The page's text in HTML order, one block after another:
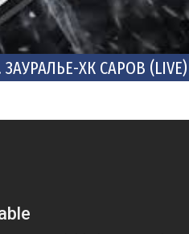
ХК САРОВ (LIVE)